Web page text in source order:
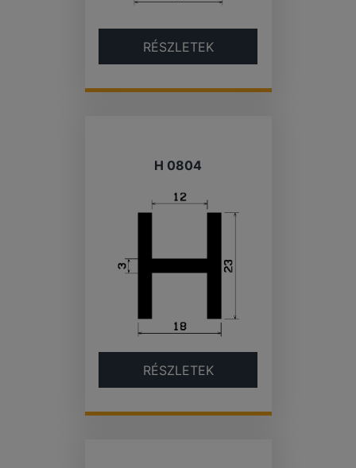
RÉSZLETEK
H 0804
RÉSZLETEK